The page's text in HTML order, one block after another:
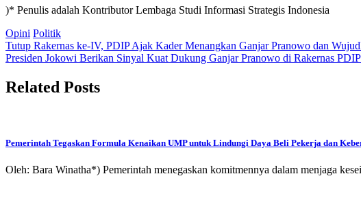
)* Penulis adalah Kontributor Lembaga Studi Informasi Strategis Indonesia
Opini Politik
Post
navigation
Tutup Rakernas ke-IV, PDIP Ajak Kader Menangkan Ganjar Pranowo dan
Presiden Jokowi Berikan Sinyal Kuat Dukung Ganjar Pranowo di Rakernas PDIP
Related Posts
Pemerintah Tegaskan Formula Kenaikan UMP untuk Lindungi Daya Beli Pekerja dan
Oleh: Bara Winatha*) Pemerintah menegaskan komitmennya dalam menjaga